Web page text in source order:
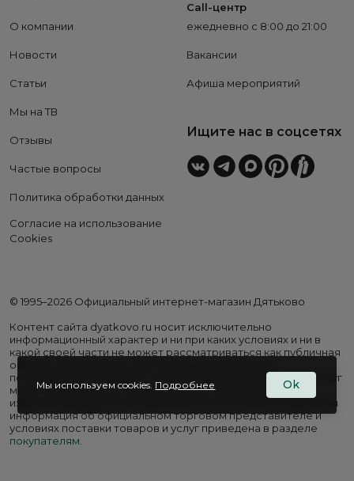
О компании
Новости
Статьи
Мы на ТВ
Отзывы
Частые вопросы
Политика обработки данных
Согласие на использование
Cookies
Call-центр
ежедневно с 8:00 до 21:00
Вакансии
Афиша мероприятий
Ищите нас в соцсетях
© 1995–2026 Официальный интернет-магазин Дятьково
Контент сайта dyatkovo.ru носит исключительно
информационный характер и ни при каких условиях и ни в
какой своей части не может рассматриваться как публичная
оферта. Внешний вид, комплектация и стоимость
поставляемой продукции, а также перечень сервисных услуг
могут отличаться от представленных на сайте. Цены на
изделия варьируются в зависимости от региона. Подробная
информация об официальном торговом представителе и
условиях поставки товаров и услуг приведена в разделе
покупателям.
Мы используем cookies. Подробнее Ok